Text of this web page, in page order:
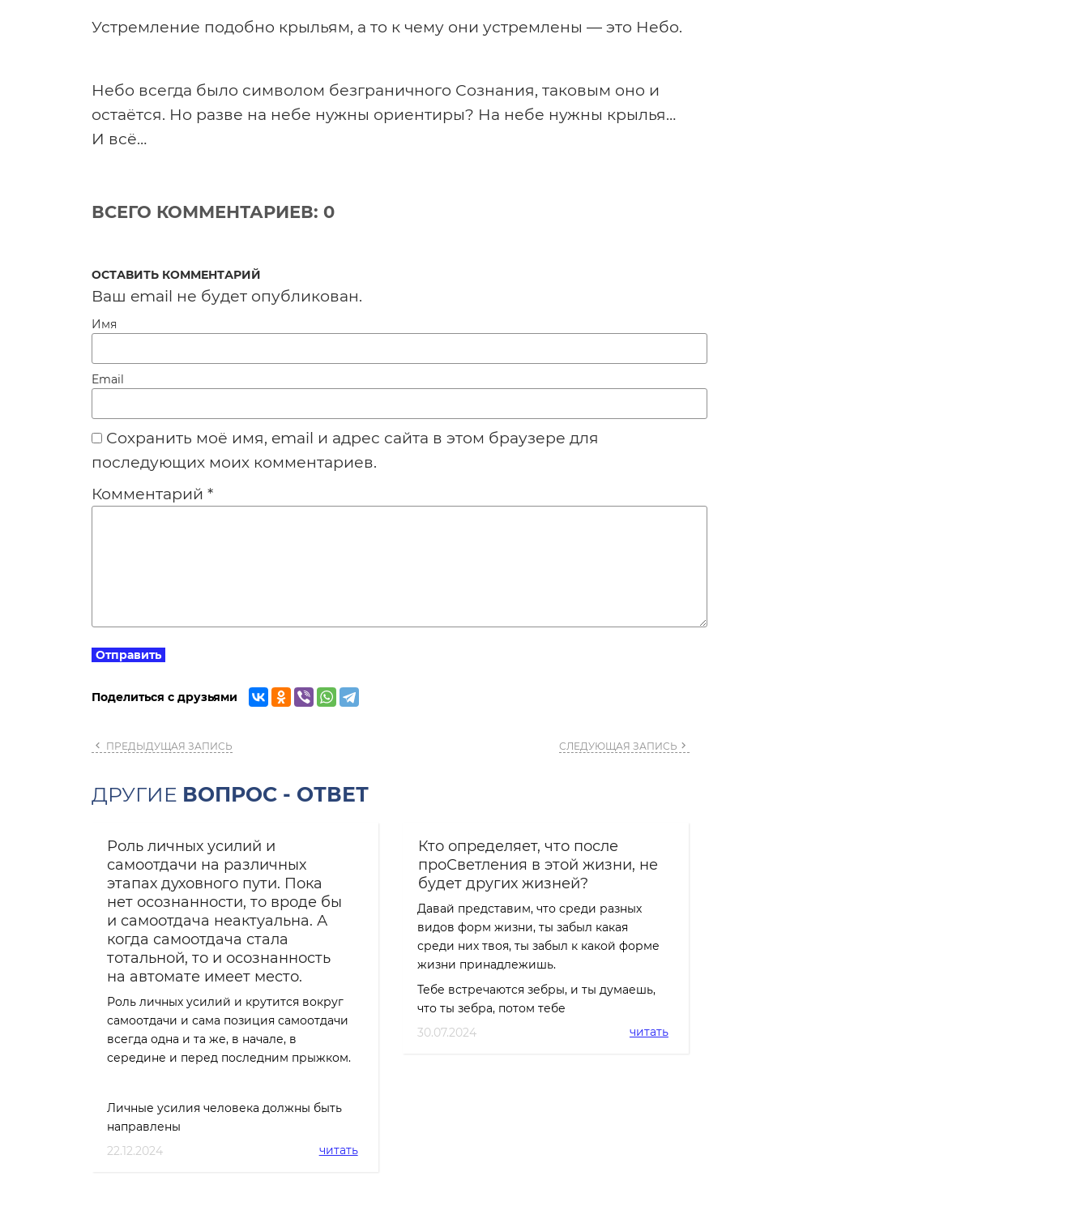
Устремление подобно крыльям, а то к чему они устремлены — это Небо.
Небо всегда было символом безграничного Сознания, таковым оно и
остаётся. Но разве на небе нужны ориентиры? На небе нужны крылья…
И всё…
ВСЕГО КОММЕНТАРИЕВ: 0
ОСТАВИТЬ КОММЕНТАРИЙ
Ваш email не будет опубликован.
Имя
Email
Сохранить моё имя, email и адрес сайта в этом браузере для
последующих моих комментариев.
Комментарий*
Поделиться с друзьями
ПРЕДЫДУЩАЯ ЗАПИСЬ СЛЕДУЮЩАЯ ЗАПИСЬ
ДРУГИЕ ВОПРОС - ОТВЕТ
Роль личных усилий и
самоотдачи на различных
этапах духовного пути. Пока
нет осознанности, то вроде бы
и самоотдача неактуальна. А
когда самоотдача стала
тотальной, то и осознанность
на автомате имеет место.
Роль личных усилий и крутится вокруг
самоотдачи и сама позиция самоотдачи
всегда одна и та же, в начале, в
середине и перед последним прыжком.
Личные усилия человека должны быть
направлены
22.12.2024
читать
Кто определяет, что после
проСветления в этой жизни, не
будет других жизней?
Давай представим, что среди разных
видов форм жизни, ты забыл какая
среди них твоя, ты забыл к какой форме
жизни принадлежишь.
Тебе встречаются зебры, и ты думаешь,
что ты зебра, потом тебе
30.07.2024
читать